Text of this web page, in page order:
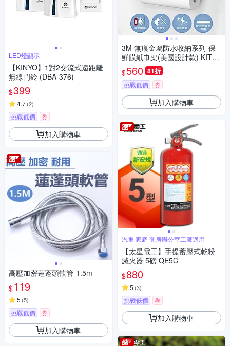
LED燈顯示
【KINYO】1對2交流式遠距離
無線門鈴 (DBA-376)
$399
4.7(2)
挑戰低價 券
加入購物車
高壓加密蓮蓬頭軟管-1.5m
$119
5 (5)
挑戰低價 券
加入購物車
3M 無痕金屬防水收納系列-保
鮮膜紙巾架(美國設計款) KITC
H39
$560 81折
挑戰低價 券
加入購物車
汽車 家庭 套房辦公室工廠適用
【太星電工】手提蓄壓式乾粉
滅火器 5磅 QE5C
$880
5 (3)
挑戰低價 券
加入購物車